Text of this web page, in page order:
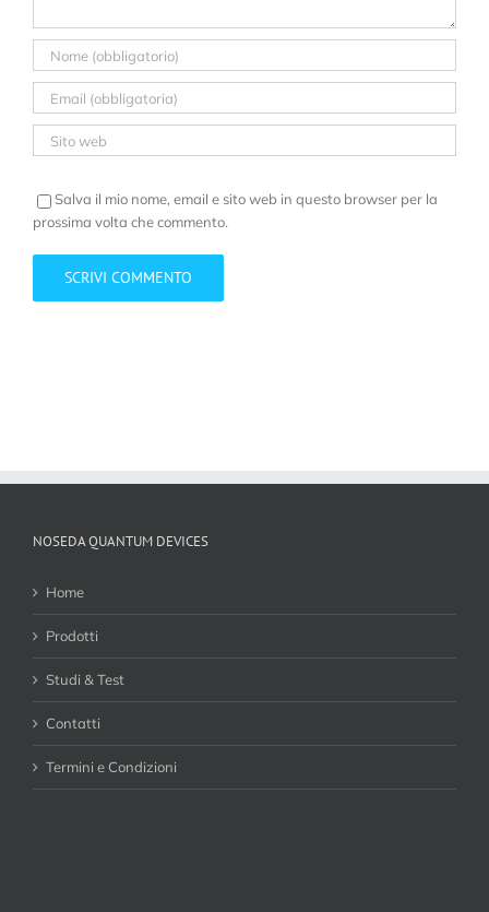
Salva il mio nome, email e sito web in questo browser per la
prossima volta che commento.
NOSEDA QUANTUM DEVICES
Home
Prodotti
Studi & Test
Contatti
Termini e Condizioni